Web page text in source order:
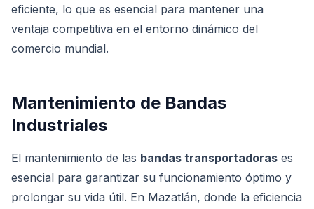
eficiente, lo que es esencial para mantener una
ventaja competitiva en el entorno dinámico del
comercio mundial.
Mantenimiento de Bandas
Industriales
El mantenimiento de las bandas transportadoras es
esencial para garantizar su funcionamiento óptimo y
prolongar su vida útil. En Mazatlán, donde la eficiencia